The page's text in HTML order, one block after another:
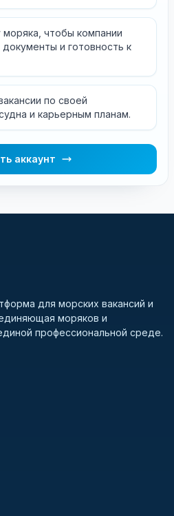
моряка, чтобы компании
и готовность к
по своей
и карьерным планам.
аккаунт
для морских вакансий и
моряков и
профессиональной среде.